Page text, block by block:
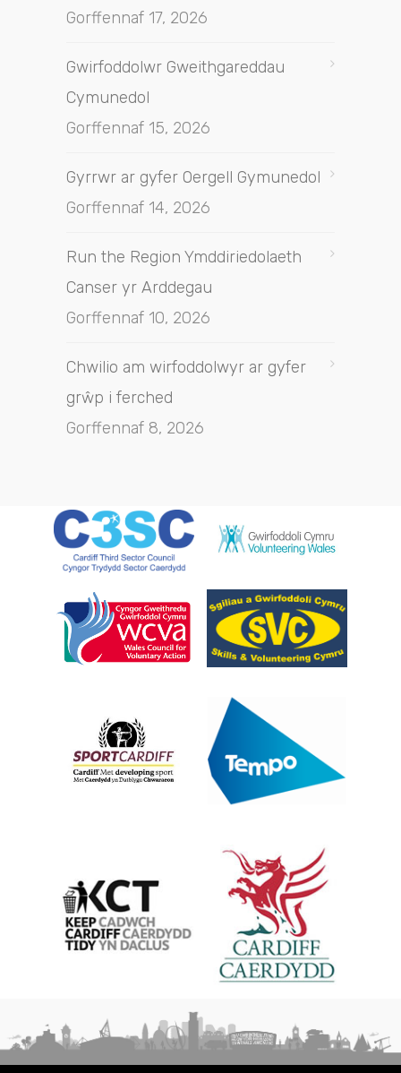
Gorffennaf 17, 2026
Gwirfoddolwr Gweithgareddau
Cymunedol
Gorffennaf 15, 2026
Gyrrwr ar gyfer Oergell Gymunedol
Gorffennaf 14, 2026
Run the Region Ymddiriedolaeth
Canser yr Arddegau
Gorffennaf 10, 2026
Chwilio am wirfoddolwyr ar gyfer
grŵp i ferched
Gorffennaf 8, 2026